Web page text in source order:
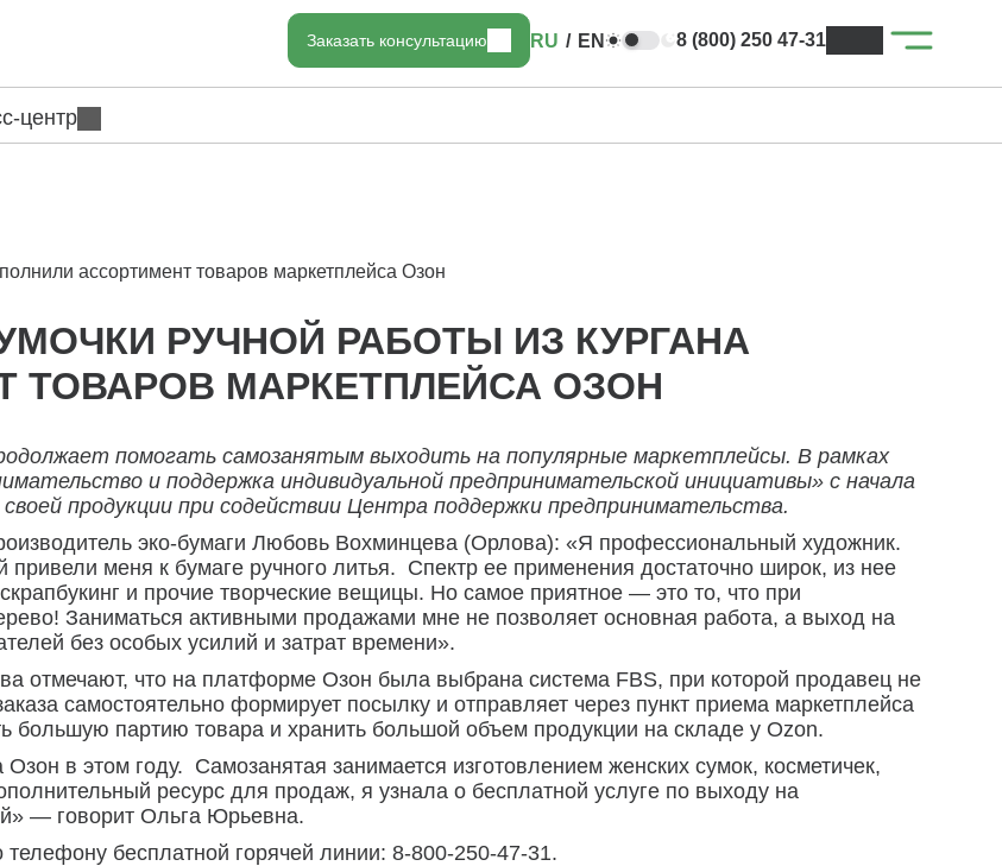
Заказать консультацию RU / EN 8 (800) 250 47-31
центр
ассортимент товаров маркетплейса Озон
РУЧНОЙ РАБОТЫ ИЗ КУРГАНА
ТОВАРОВ МАРКЕТПЛЕЙСА ОЗОН
помогать самозанятым выходить на популярные маркетплейсы. В рамках
и поддержка индивидуальной предпринимательской инициативы» с начала
продукции при содействии Центра поддержки предпринимательства.
эко-бумаги Любовь Вохминцева (Орлова): «Я профессиональный художник.
меня к бумаге ручного литья. Спектр ее применения достаточно широк, из нее
и прочие творческие вещицы. Но самое приятное — это то, что при
Заниматься активными продажами мне не позволяет основная работа, а выход на
без особых усилий и затрат времени».
отмечают, что на платформе Озон была выбрана система FBS, при которой продавец не
самостоятельно формирует посылку и отправляет через пункт приема маркетплейса
большую партию товара и хранить большой объем продукции на складе у Ozon.
в этом году. Самозанятая занимается изготовлением женских сумок, косметичек,
ресурс для продаж, я узнала о бесплатной услуге по выходу на
— говорит Ольга Юрьевна.
бесплатной горячей линии: 8-800-250-47-31.